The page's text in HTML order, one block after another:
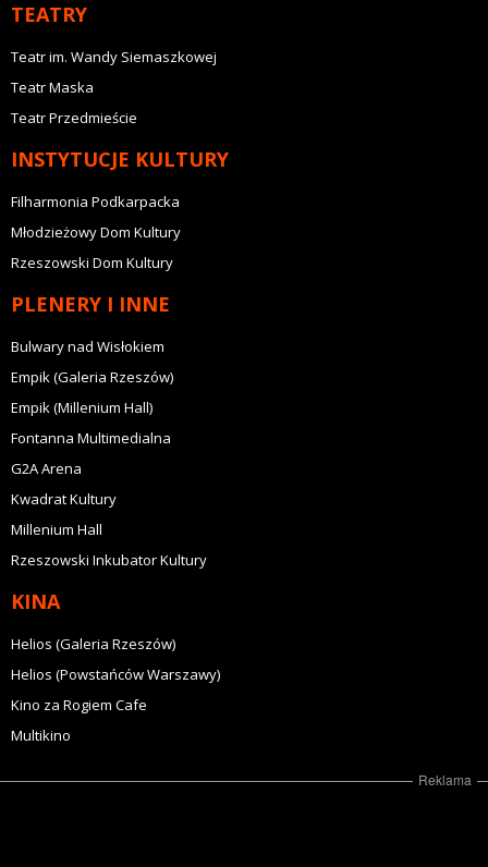
TEATRY
Teatr im. Wandy Siemaszkowej
Teatr Maska
Teatr Przedmieście
INSTYTUCJE KULTURY
Filharmonia Podkarpacka
Młodzieżowy Dom Kultury
Rzeszowski Dom Kultury
PLENERY I INNE
Bulwary nad Wisłokiem
Empik (Galeria Rzeszów)
Empik (Millenium Hall)
Fontanna Multimedialna
G2A Arena
Kwadrat Kultury
Millenium Hall
Rzeszowski Inkubator Kultury
KINA
Helios (Galeria Rzeszów)
Helios (Powstańców Warszawy)
Kino za Rogiem Cafe
Multikino
Reklama